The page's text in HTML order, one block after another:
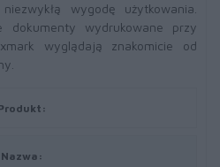
wygodę użytkowania.
dokumenty wydrukowane przy
wyglądają znakomicie od
Nazwa: